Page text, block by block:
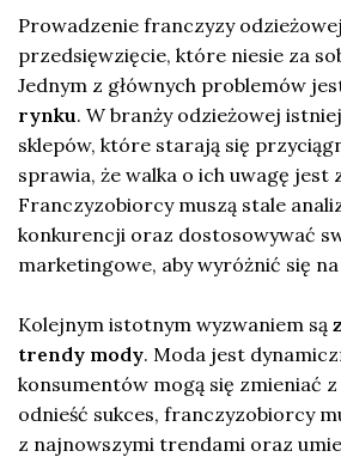
Prowadzenie franczyzy
przedsięwzięcie, które niesie za
Jednym z głównych problemów
rynku. W branży odzieżowej
sklepów, które starają się
sprawia, że walka o ich uwagę jest
Franczyzobiorcy muszą stale
konkurencji oraz dostosowywać
marketingowe, aby wyróżnić się
Kolejnym istotnym wyzwaniem są
trendy mody. Moda jest
konsumentów mogą się zmieniać
odnieść sukces, franczyzobiorcy
z najnowszymi trendami oraz